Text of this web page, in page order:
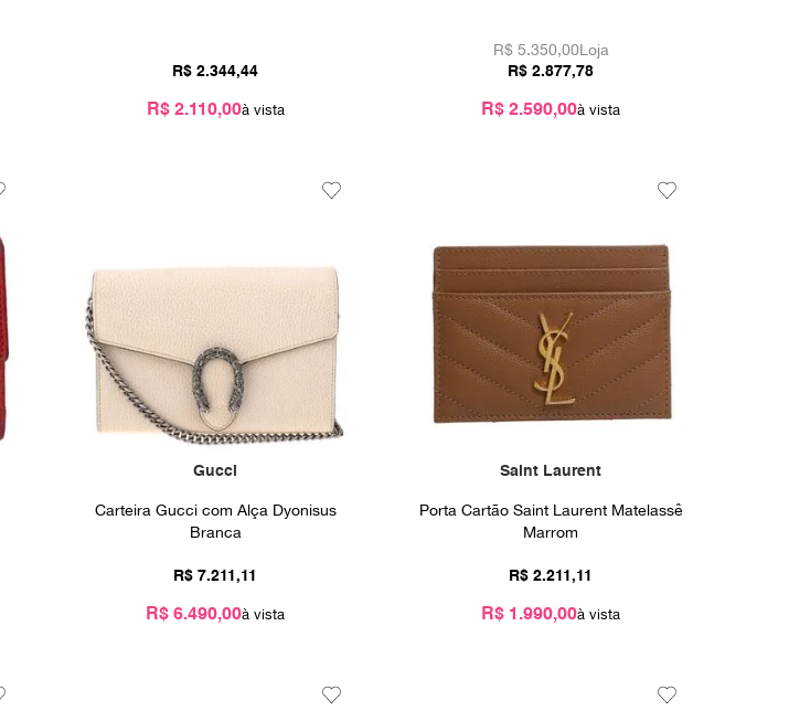
R$ 2.344,44
R$ 2.110,00
R$ 5.350,00Loja
R$ 2.877,78
R$ 2.590,00
Gucci
Carteira Gucci com Alça Dyonisus
Branca
R$ 7.211 ,11
R$ 6.490,00
Saint Laurent
Porta Cartão Saint Laurent Matelassê
Marrom
R$ 2.211 ,11
R$ 1.990,00